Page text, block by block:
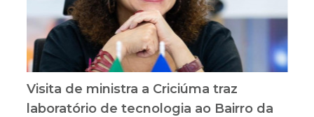
Visita de ministra a Criciúma traz
laboratório de tecnologia ao Bairro da